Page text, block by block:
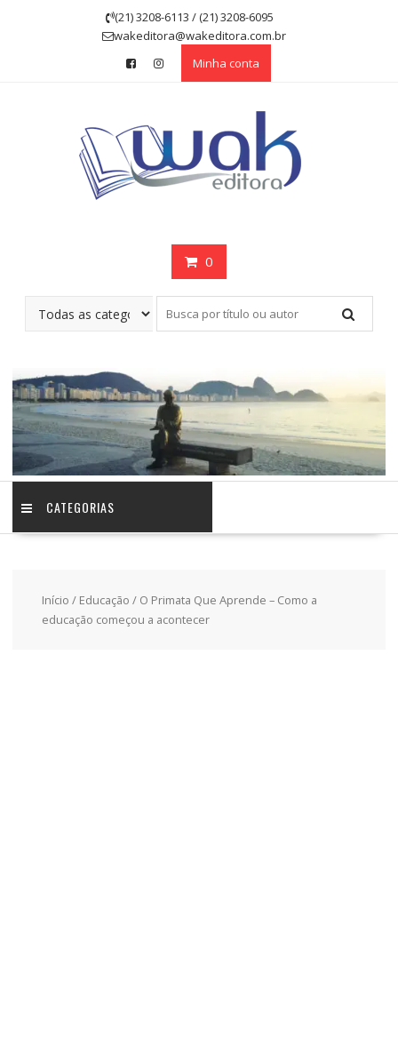
(21) 3208-6113 / (21) 3208-6095
wakeditora@wakeditora.com.br
Minha conta
0
CATEGORIAS
Início / Educação / O Primata Que Aprende – Como a
educação começou a acontecer